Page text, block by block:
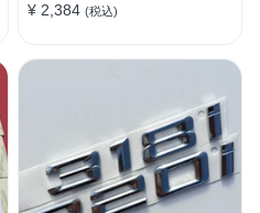
¥ 2,384 (税込)